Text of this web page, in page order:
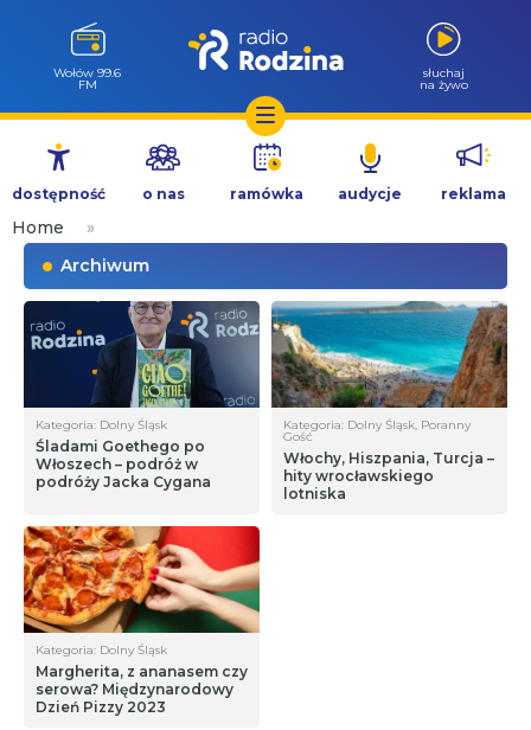
Przejdź
treści
Wołów 99.6
FM
słuchaj
na żywo
dostępność o nas ramówka audycje reklama
Home
»
Archiwum
Kategoria: Dolny Śląsk
Śladami Goethego po
Włoszech – podróż w
podróży Jacka Cygana
Kategoria: Dolny Śląsk, Poranny
Gość
Włochy, Hiszpania, Turcja –
hity wrocławskiego
lotniska
Kategoria: Dolny Śląsk
Margherita, z ananasem czy
serowa? Międzynarodowy
Dzień Pizzy 2023